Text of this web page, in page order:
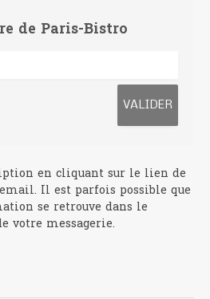
de Paris-Bistro
en cliquant sur le lien de
Il est parfois possible que
se retrouve dans le
votre messagerie.